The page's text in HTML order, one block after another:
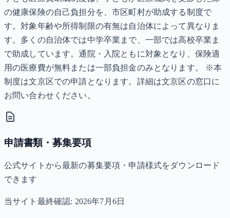
の健康保険の自己負担分を、市区町村が助成する制度で
す。対象年齢や所得制限の有無は自治体によって異なりま
す。多くの自治体では中学卒業まで、一部では高校卒業ま
で助成しています。通院・入院ともに対象となり、保険適
用の医療費が無料または一部負担金のみとなります。 ※本
制度は文京区での申請となります。詳細は文京区の窓口に
お問い合わせください。
申請書類・募集要項
公式サイトから最新の募集要項・申請様式をダウンロード
できます
当サイト最終確認: 2026年7月6日